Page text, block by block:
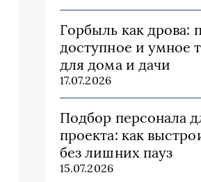
Горбыль как дрова:
доступное и умное
для дома и дачи
17.07.2026
Подбор персонала
проекта: как
без лишних пауз
15.07.2026